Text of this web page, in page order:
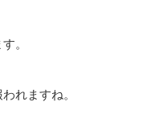
。
れますね。